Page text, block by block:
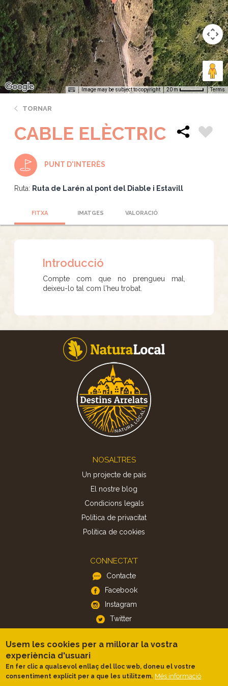
Image may be subject to copyright 20 m Terms
TORNAR
CABLE ELÈCTRIC
PUNT D'INTERÈS
Ruta: Ruta de Larén al pont del Diable i Estavill
FITXA IMATGES VALORACIÓ
Introducció
Compte com que no prengueu mal,
deixeu-lo tal com l'heu trobat.
NOSALTRES
Un projecte de país
El nostre blog
Condicions legals
Política de privacitat
Politica de cookies
CONNECTA'T
Contacte
Facebook
Instagram
Twitter
APP
iOS
Android
Usem les cookies per a millorar la vostra
experiència d'usuari
En fer clic a qualsevol enllaç del lloc web, doneu el vostre
consentiment explícit per a que les utilitzem. Més informació